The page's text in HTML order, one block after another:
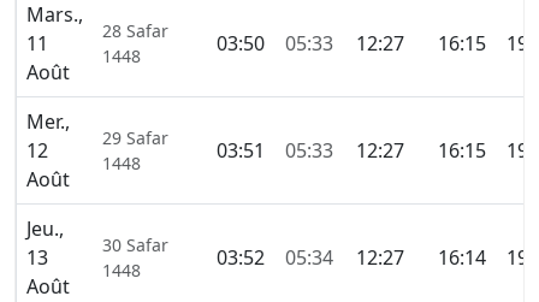
Mars.,
11
Août
28 Safar
1448
03:50 05:33 12:27 16:15
Mer.,
12
Août
29 Safar
1448
03:51 05:33 12:27 16:15
Jeu.,
13
Août
30 Safar
1448
03:52 05:34 12:27 16:14